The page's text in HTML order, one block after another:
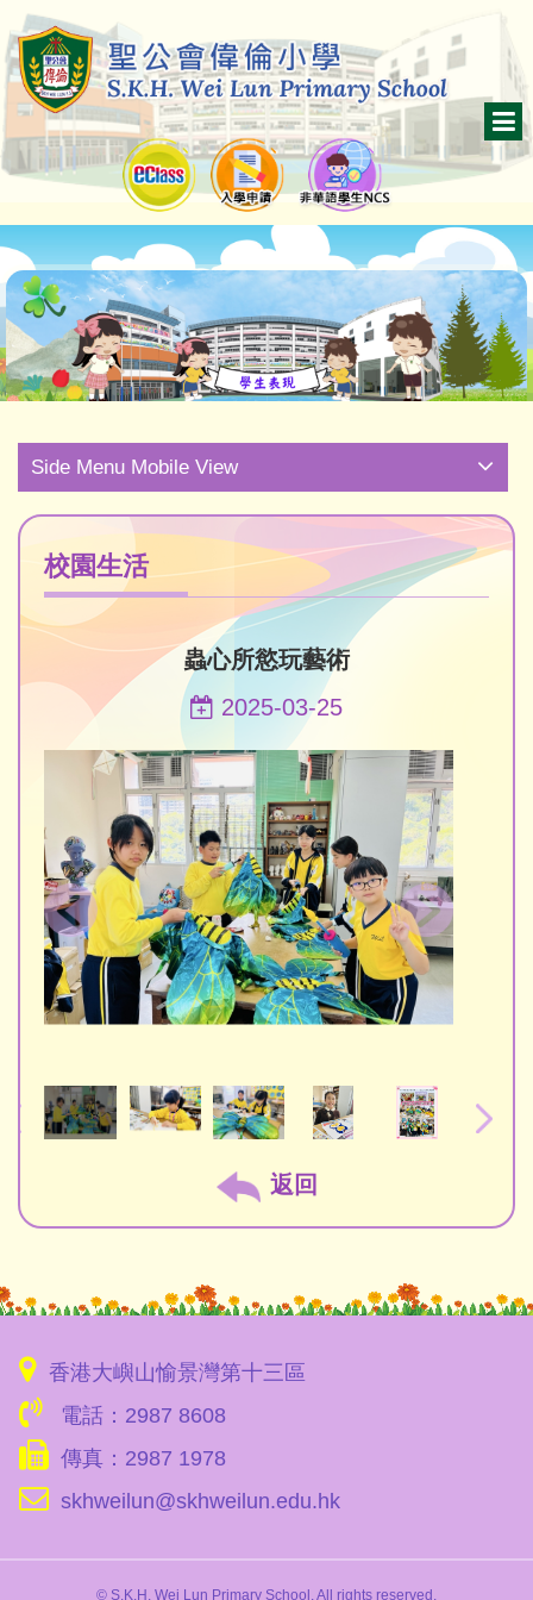
Side Menu Mobile View
校園生活
蟲心所慾玩藝術
2025-03-25
返回
香港大嶼山愉景灣第十三區
電話：2987 8608
傳真：2987 1978
skhweilun@skhweilun.edu.hk
© S.K.H. Wei Lun Primary School. All rights reserved.